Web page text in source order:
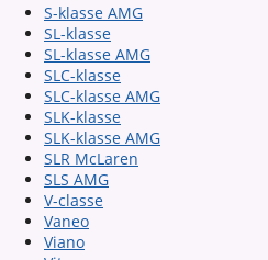
S-klasse AMG
SL-klasse
SL-klasse AMG
SLC-klasse
SLC-klasse AMG
SLK-klasse
SLK-klasse AMG
SLR McLaren
SLS AMG
V-classe
Vaneo
Viano